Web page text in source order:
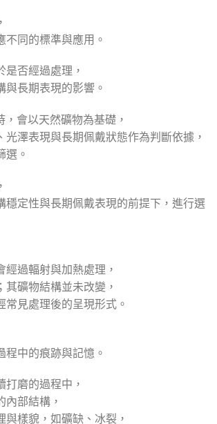
不同的標準與應用。
是否經過處理，
與長期表現的影響。
，會以天然礦物為基礎，
光澤表現與長期佩戴狀態作為判斷依據，
選。
穩定性與長期佩戴表現的前提下，進行選
經過輻射與加熱處理，
其礦物結構並未改變，
常見處理後的呈現形式。
程中的痕跡與記憶。
打磨的過程中，
內部結構，
與樣貌，如礦缺、冰裂，